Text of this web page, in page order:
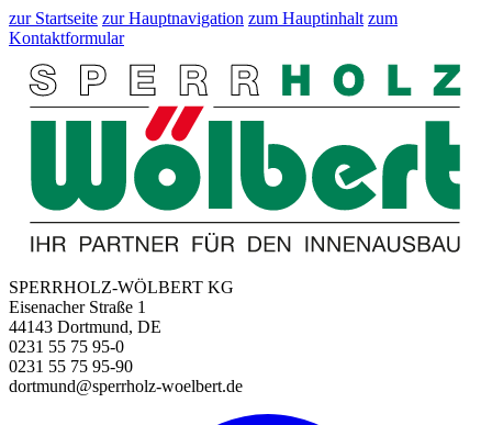
zur Startseite zur Hauptnavigation zum Hauptinhalt zum
Kontaktformular
SPERRHOLZ-WÖLBERT KG
Eisenacher Straße 1
44143 Dortmund, DE
0231 55 75 95-0
0231 55 75 95-90
dortmund@sperrholz-woelbert.de